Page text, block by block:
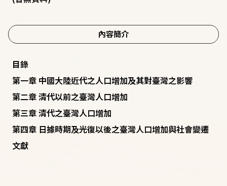
內容簡介
目錄
第一章 中國大陸近代之人口增加及其對臺灣之影響
第二章 清代以前之臺灣人口增加
第三章 清代之臺灣人口增加
第四章 日據時期及光復以後之臺灣人口增加與社會變遷
文獻